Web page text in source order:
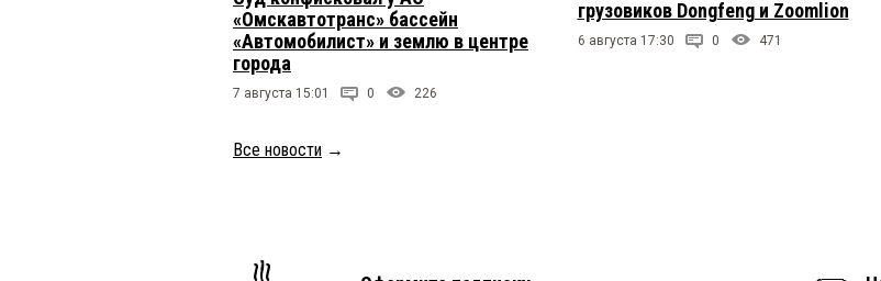
«Омскавтотранс» бассейн
«Автомобилист» и землю в центре
города
7 августа 15:01 0 226
грузовиков Dongfeng и Zoomlion
6 августа 17:30 0 471
Все новости →